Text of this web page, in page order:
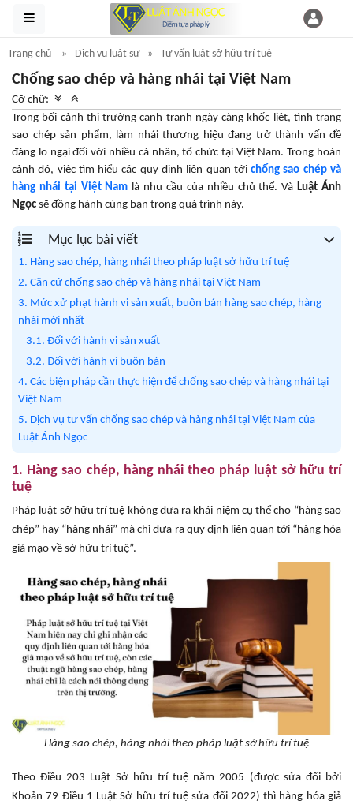
Trang chủ Dịch vụ luật sư Tư vấn luật sở hữu trí tuệ
Chống sao chép và hàng nhái tại Việt Nam
Cỡ chữ:
Trong bối cảnh thị trường cạnh tranh ngày càng khốc liệt, tình trạng
sao chép sản phẩm, làm nhái thương hiệu đang trở thành vấn đề
đáng lo ngại đối với nhiều cá nhân, tổ chức tại Việt Nam. Trong hoàn
cảnh đó, việc tìm hiểu các quy định liên quan tớichống sao chép và
hàng nhái tại Việt Nam là nhu cầu của nhiều chủ thể. VàLuật Ánh
Ngọc sẽ đồng hành cùng bạn trong quá trình này.
Mục lục bài viết
1. Hàng sao chép, hàng nhái theo pháp luật sở hữu trí tuệ
2. Căn cứ chống sao chép và hàng nhái tại Việt Nam
3. Mức xử phạt hành vi sản xuất, buôn bán hàng sao chép, hàng
nhái mới nhất
3.1. Đối với hành vi sản xuất
3.2. Đối với hành vi buôn bán
4. Các biện pháp cần thực hiện để chống sao chép và hàng nhái tại
Việt Nam
5. Dịch vụ tư vấn chống sao chép và hàng nhái tại Việt Nam của
Luật Ánh Ngọc
1. Hàng sao chép, hàng nhái theo pháp luật sở hữu trí
tuệ
Pháp luật sở hữu trí tuệ không đưa ra khái niệm cụ thể cho “hàng sao
chép” hay “hàng nhái” mà chỉ đưa ra quy định liên quan tới “hàng hóa
giả mạo về sở hữu trí tuệ”.
Hàng sao chép, hàng nhái theo pháp luật sở hữu trí tuệ
Theo Điều 203 Luật Sở hữu trí tuệ năm 2005 (được sửa đổi bởi
Khoản 79 Điều 1 Luật Sở hữu trí tuệ sửa đổi 2022) thì hàng hóa giả